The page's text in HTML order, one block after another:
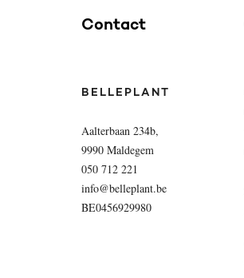
Contact
BELLEPLANT
Aalterbaan 234b,
9990 Maldegem
050 712 221
info@belleplant.be
BE0456929980